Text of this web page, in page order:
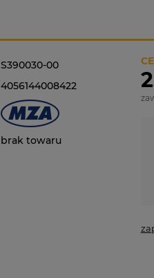
S390030-00
4056144008422
brak towaru